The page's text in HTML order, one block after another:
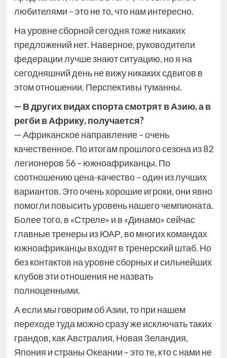
любителями – это не то, что нам интересно.
На уровне сборной сегодня тоже никаких
предложений нет. Наверное, руководители
федерации лучше знают ситуацию, но я на
сегодняшний день не вижу никаких сдвигов в
этом отношении. Перспективы туманны.
— В других видах спорта смотрят в Азию, а в
регби в Африку, получается?
— Африканское направление – очень
качественное. По итогам прошлого сезона из 82
легионеров 56 – южноафриканцы. По
соотношению цена-качество – один из лучших
вариантов. Это очень хорошие игроки, они явно
помогли повысить уровень нашего чемпионата.
Более того, в «Стреле» и в «Динамо» сейчас
главные тренеры из ЮАР, во многих командах
южноафриканцы входят в тренерский штаб. Но
без контактов на уровне сборных и сильнейших
клубов эти отношения не назвать
полноценными.
А если мы говорим об Азии, то при нашем
переходе туда можно сразу же исключать таких
грандов, как Австралия, Новая Зеландия,
Япония и страны Океании – это те, кто с нами не